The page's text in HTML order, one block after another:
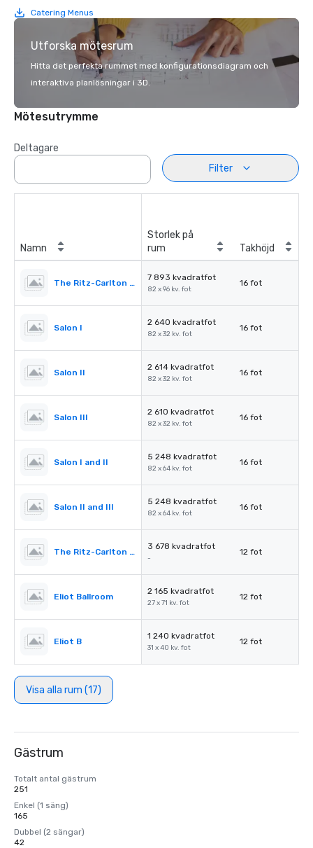
Catering Menus
Utforska mötesrum
Hitta det perfekta rummet med konfigurationsdiagram och
interaktiva planlösningar i 3D.
Mötesutrymme
Deltagare
Filter
Namn
Storlek på
rum
Takhöjd
The Ritz-Carlton Ballroom
7 893 kvadratfot
82 x 96 kv. fot
16 fot
Salon I
2 640 kvadratfot
82 x 32 kv. fot
16 fot
Salon II
2 614 kvadratfot
82 x 32 kv. fot
16 fot
Salon III
2 610 kvadratfot
82 x 32 kv. fot
16 fot
Salon I and II
5 248 kvadratfot
82 x 64 kv. fot
16 fot
Salon II and III
5 248 kvadratfot
82 x 64 kv. fot
16 fot
The Ritz-Carlton Pre-Function
3 678 kvadratfot
-
12 fot
Eliot Ballroom
2 165 kvadratfot
27 x 71 kv. fot
12 fot
Eliot B
1 240 kvadratfot
31 x 40 kv. fot
12 fot
Visa alla rum (17)
Gästrum
Totalt antal gästrum
251
Enkel (1 säng)
165
Dubbel (2 sängar)
42